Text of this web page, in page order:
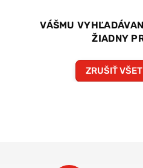
VÁŠMU
ŽIADNY
ZRUŠIŤ